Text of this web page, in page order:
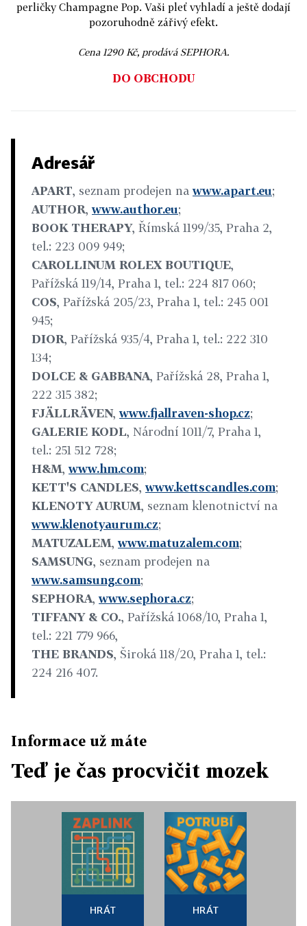
perličky Champagne Pop. Vaši pleť vyhladí a ještě dodají
pozoruhodně zářivý efekt.
Cena 1290 Kč, prodává SEPHORA.
DO OBCHODU
Adresář
APART, seznam prodejen nawww.apart.eu;
AUTHOR,www.author.eu;
BOOK THERAPY, Římská 1199/35, Praha 2,
tel.: 223 009 949;
CAROLLINUM ROLEX BOUTIQUE,
Pařížská 119/14, Praha 1, tel.: 224 817 060;
COS, Pařížská 205/23, Praha 1, tel.: 245 001
945;
DIOR, Pařížská 935/4, Praha 1, tel.: 222 310
134;
DOLCE & GABBANA, Pařížská 28, Praha 1,
222 315 382;
FJÄLLRÄVEN,www.fjallraven-shop.cz;
GALERIE KODL, Národní 1011/7, Praha 1,
tel.: 251 512 728;
H&M,www.hm.com;
KETT'S CANDLES,www.kettscandles.com;
KLENOTY AURUM, seznam klenotnictví na
www.klenotyaurum.cz;
MATUZALEM,www.matuzalem.com;
SAMSUNG, seznam prodejen na
www.samsung.com;
SEPHORA,www.sephora.cz;
TIFFANY & CO., Pařížská 1068/10, Praha 1,
tel.: 221 779 966,
THE BRANDS, Široká 118/20, Praha 1, tel.:
224 216 407.
Informace už máte
Teď je čas procvičit mozek
HRÁT HRÁT